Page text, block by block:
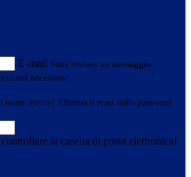
E-mail Verrà inviato un messaggio
necessarie.
nome utente? Effettua il reset della password
la casella di posta elettronica!